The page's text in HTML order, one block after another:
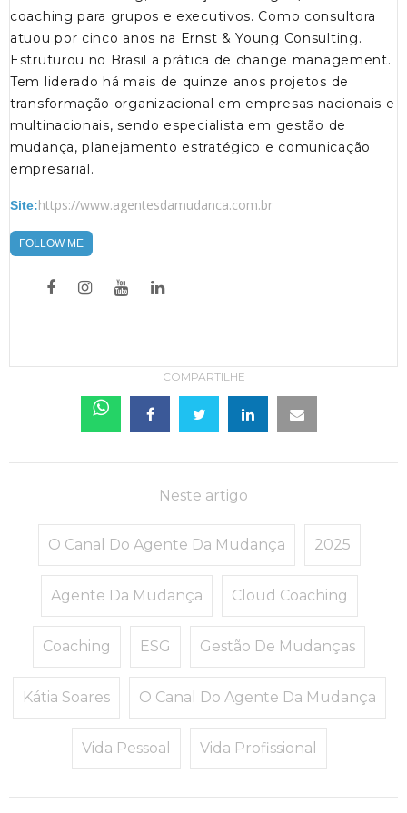
coaching para grupos e executivos. Como consultora
atuou por cinco anos na Ernst & Young Consulting.
Estruturou no Brasil a prática de change management.
Tem liderado há mais de quinze anos projetos de
transformação organizacional em empresas nacionais e
multinacionais, sendo especialista em gestão de
mudança, planejamento estratégico e comunicação
empresarial.
Site:https://www.agentesdamudanca.com.br
FOLLOW ME
COMPARTILHE
Neste artigo
O Canal Do Agente Da Mudança 2025
Agente Da Mudança Cloud Coaching
Coaching ESG Gestão De Mudanças
Kátia Soares O Canal Do Agente Da Mudança
Vida Pessoal Vida Profissional